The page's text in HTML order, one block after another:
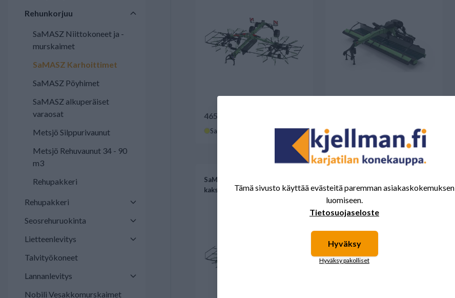
Rehunkorjuu
SaMASZ Niittokoneet ja -
murskaimet
SaMASZ Karhoittimet
SaMASZ Pöyhimet
SaMASZ alkuperäiset
varaosat
Metsjö Silppurivaunut
Metsjö Rehuvaunut 34 - 90
m3
Rehupakkeri
Rehupakkeri
Seosrehuruokinta
Lietteenlevitys
Talvityökoneet
Lannanlevitys
Nobili Vesakkomurskaimet
46556,67 €
Saatavilla Saatavilla
SaMASZ Z2-840 H
kaksiroottorinen karhotin
yksiroottorinen karhotin
Tämä sivusto käyttää evästeitä paremman asiakaskokemuksen
luomiseen.
Tietosuojaseloste
Hyväksy
Hyväksy pakolliset